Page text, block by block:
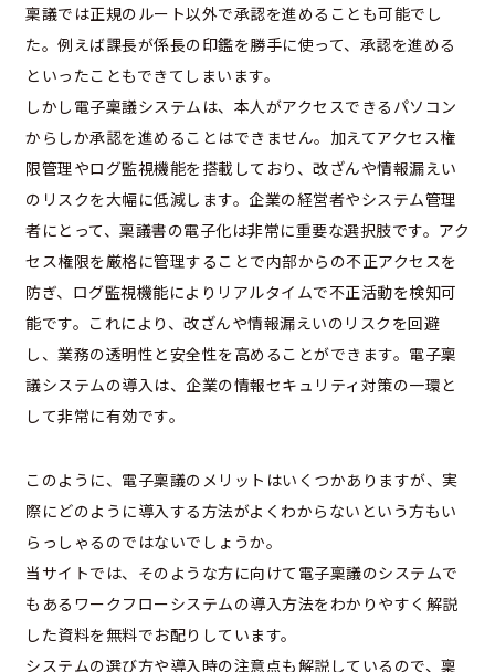
稟議では正規のルート以外で承認を進めることも可能でし
た。例えば課長が係長の印鑑を勝手に使って、承認を進める
といったこともできてしまいます。
しかし電子稟議システムは、本人がアクセスできるパソコン
からしか承認を進めることはできません。加えてアクセス権
限管理やログ監視機能を搭載しており、改ざんや情報漏えい
のリスクを大幅に低減します。企業の経営者やシステム管理
者にとって、稟議書の電子化は非常に重要な選択肢です。アク
セス権限を厳格に管理することで内部からの不正アクセスを
防ぎ、ログ監視機能によりリアルタイムで不正活動を検知可
能です。これにより、改ざんや情報漏えいのリスクを回避
し、業務の透明性と安全性を高めることができます。電子稟
議システムの導入は、企業の情報セキュリティ対策の一環と
して非常に有効です。
このように、電子稟議のメリットはいくつかありますが、実
際にどのように導入する方法がよくわからないという方もい
らっしゃるのではないでしょうか。
当サイトでは、そのような方に向けて電子稟議のシステムで
もあるワークフローシステムの導入方法をわかりやすく解説
した資料を無料でお配りしています。
システムの選び方や導入時の注意点も解説しているので、稟